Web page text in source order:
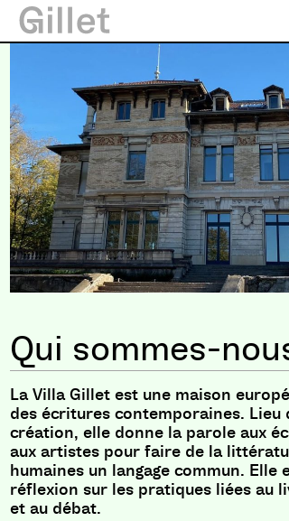
Qui sommes-
La Villa Gillet est une maison
des écritures contemporaines.
création, elle donne la parole aux
aux artistes pour faire de la
humaines un langage commun.
réflexion sur les pratiques liées au
et au débat.